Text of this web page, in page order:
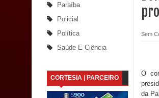
Saúde Bucal: Mais de
Nota de pesar: Câmara
Paraíba
Policial
Política
Saúde E Ciência
CORTESIA | PARCEIRO
Sem
O
da